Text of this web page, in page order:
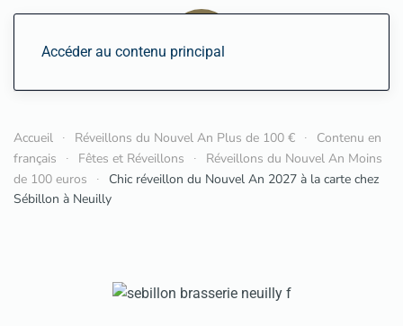
Accéder au contenu principal
Accueil Réveillons du Nouvel An Plus de 100 €
Contenu en
français
Fêtes et Réveillons
Réveillons du Nouvel An Moins
de 100 euros
Chic réveillon du Nouvel An 2027 à la carte chez
Sébillon à Neuilly